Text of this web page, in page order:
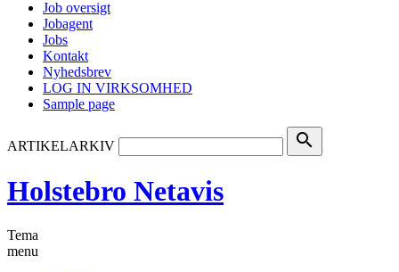
Job oversigt
Jobagent
Jobs
Kontakt
Nyhedsbrev
LOG IN VIRKSOMHED
Sample page
ARTIKELARKIV search
Holstebro Netavis
Tema
menu